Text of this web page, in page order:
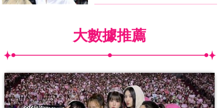
大數據推薦